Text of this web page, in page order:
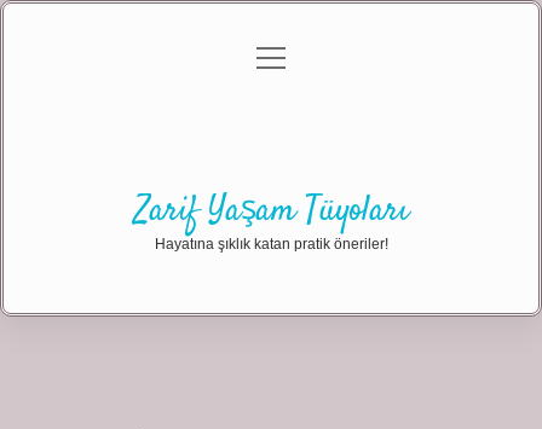
Gizlilik Politikası
menüyü
Zarif Yaşam Tüyoları
Hayatına şıklık katan pratik öneriler!